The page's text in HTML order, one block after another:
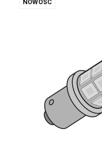
NOWOŚĆ